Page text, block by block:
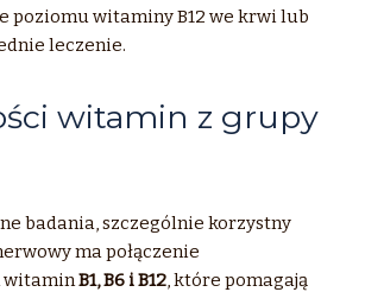
poziomu witaminy B12 we krwilub
leczenie.
witamin z grupy
badania, szczególnie korzystny
ma połączenie
witaminB1, B6 i B12, które pomagają